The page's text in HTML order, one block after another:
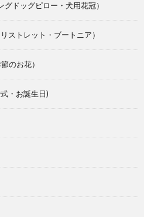
ドッグピロー・犬用花冠）
ストレット・ブートニア）
のお花）
・お誕生日)